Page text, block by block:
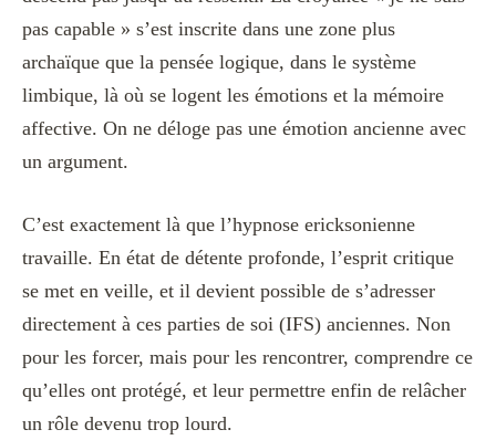
pas capable » s’est inscrite dans une zone plus
archaïque que la pensée logique, dans le système
limbique, là où se logent les émotions et la mémoire
affective. On ne déloge pas une émotion ancienne avec
un argument.
C’est exactement là que l’hypnose ericksonienne
travaille. En état de détente profonde, l’esprit critique
se met en veille, et il devient possible de s’adresser
directement à ces parties de soi (IFS) anciennes. Non
pour les forcer, mais pour les rencontrer, comprendre ce
qu’elles ont protégé, et leur permettre enfin de relâcher
un rôle devenu trop lourd.